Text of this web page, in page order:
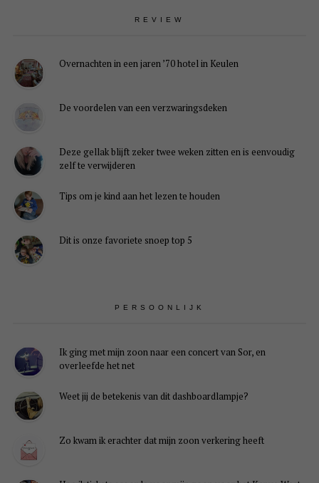
REVIEW
Overnachten in een jaren ’70 hotel in Keulen
De voordelen van een verzwaringsdeken
Deze gellak blijft zeker twee weken zitten en is eenvoudig
zelf te verwijderen
Tips om je kind aan het lezen te houden
Dit is onze favoriete snoep top 5
PERSOONLIJK
Ik ging met mijn zoon naar een concert van Sor, en
overleefde het net
Weet jij de betekenis van dit dashboardlampje?
Zo kwam ik erachter dat mijn zoon verkering heeft